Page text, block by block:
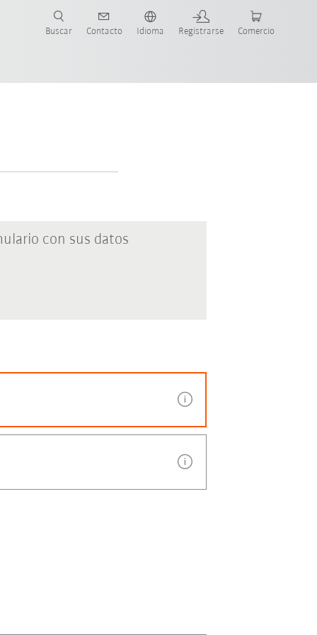
Buscar Contacto Idioma Registrarse Comercio
con sus datos